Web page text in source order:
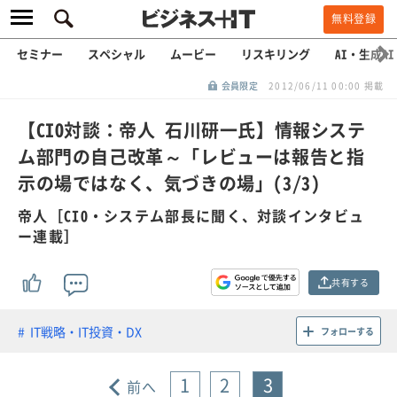
無料登録
セミナー スペシャル ムービー リスキリング AI・生成AI
会員限定 2012/06/11 00:00 掲載
【CIO対談：帝人 石川研一氏】情報システ
ム部門の自己改革～「レビューは報告と指
示の場ではなく、気づきの場」(3/3)
帝人［CIO・システム部長に聞く、対談インタビュ
ー連載］
共有する
IT戦略・IT投資・DX フォローする
前へ 1 2 3